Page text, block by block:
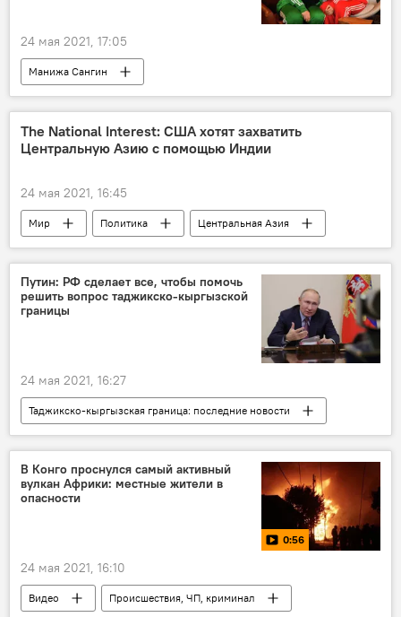
24 мая 2021, 17:05
Манижа Сангин
Истории успешных таджиков
The National Interest: США хотят захватить
Центральную Азию с помощью Индии
24 мая 2021, 16:45
Мир Политика
Центральная Азия
США
Россия Афганистан
Путин: РФ сделает все, чтобы помочь
решить вопрос таджикско-кыргызской
границы
24 мая 2021, 16:27
Таджикско-кыргызская граница: последние новости
Таджикистан
Кыргызстан
Владимир Путин
Россия
Садыр Жапаров
В Конго проснулся самый активный
вулкан Африки: местные жители в
опасности
0:56
24 мая 2021, 16:10
Видео
Происшествия, ЧП, криминал